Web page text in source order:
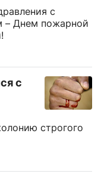
с
– Днем пожарной
с
строгого